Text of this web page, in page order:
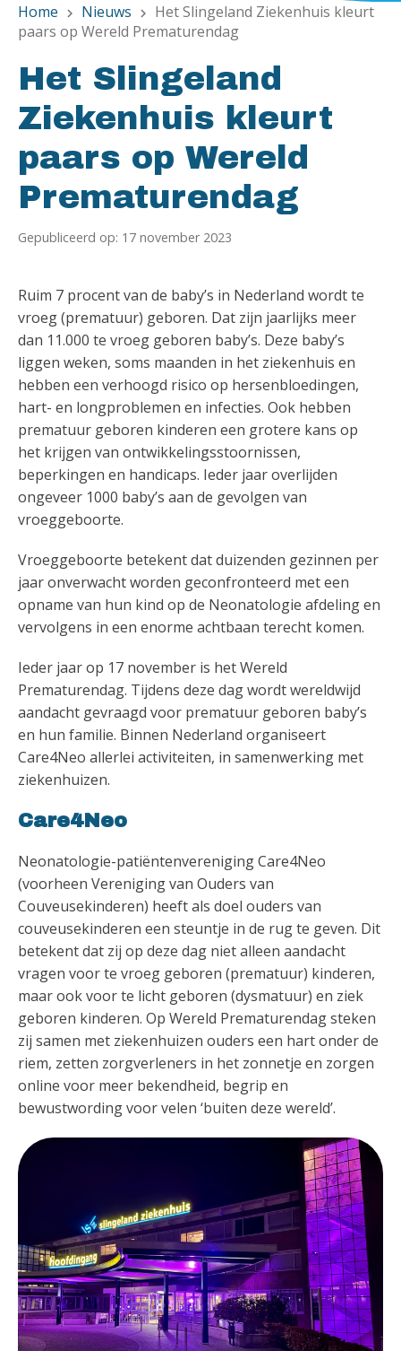
Home chevron_right Nieuws chevron_right
Het Slingeland Ziekenhuis kleurt
paars op Wereld Prematurendag
Het Slingeland
Ziekenhuis kleurt
paars op Wereld
Prematurendag
Gepubliceerd op: 17 november 2023
Ruim 7 procent van de baby’s in Nederland wordt te
vroeg (prematuur) geboren. Dat zijn jaarlijks meer
dan 11.000 te vroeg geboren baby’s. Deze baby’s
liggen weken, soms maanden in het ziekenhuis en
hebben een verhoogd risico op hersenbloedingen,
hart- en longproblemen en infecties. Ook hebben
prematuur geboren kinderen een grotere kans op
het krijgen van ontwikkelingsstoornissen,
beperkingen en handicaps. Ieder jaar overlijden
ongeveer 1000 baby’s aan de gevolgen van
vroeggeboorte.
Vroeggeboorte betekent dat duizenden gezinnen per
jaar onverwacht worden geconfronteerd met een
opname van hun kind op de Neonatologie afdeling en
vervolgens in een enorme achtbaan terecht komen.
Ieder jaar op 17 november is het Wereld
Prematurendag. Tijdens deze dag wordt wereldwijd
aandacht gevraagd voor prematuur geboren baby’s
en hun familie. Binnen Nederland organiseert
Care4Neo allerlei activiteiten, in samenwerking met
ziekenhuizen.
Care4Neo
Neonatologie-patiëntenvereniging Care4Neo
(voorheen Vereniging van Ouders van
Couveusekinderen) heeft als doel ouders van
couveusekinderen een steuntje in de rug te geven. Dit
betekent dat zij op deze dag niet alleen aandacht
vragen voor te vroeg geboren (prematuur) kinderen,
maar ook voor te licht geboren (dysmatuur) en ziek
geboren kinderen. Op Wereld Prematurendag steken
zij samen met ziekenhuizen ouders een hart onder de
riem, zetten zorgverleners in het zonnetje en zorgen
online voor meer bekendheid, begrip en
bewustwording voor velen ‘buiten deze wereld’.